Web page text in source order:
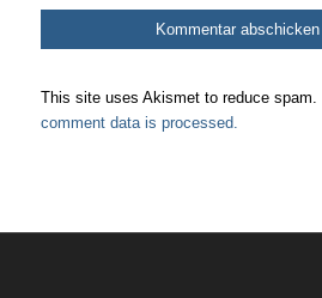
This site uses Akismet to reduce spam.
comment data is processed.